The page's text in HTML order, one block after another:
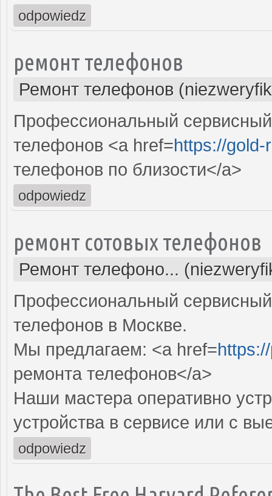
odpowiedz
ремонт телефонов
Ремонт телефонов
Профессиональный
телефонов <a href=https://gold-
телефонов по близости</a>
odpowiedz
ремонт сотовых телефонов
Ремонт телефоно...
Профессиональный
телефонов в Москве.
Мы предлагаем: <a href=
ремонта телефонов</a>
Наши мастера оперативно
устройства в сервисе или с
odpowiedz